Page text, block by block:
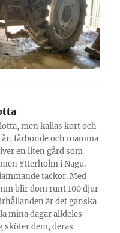
men kallas kort och
år, fårbonde och mamma
en liten gård som
Ytterholm i Nagu.
tackor. Med
blir dom runt 100 djur
är det ganska
mina dagar alldeles
dem, deras